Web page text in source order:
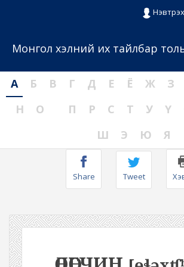
Нэвтрэх
Монгол хэлний их тайлбар
А Б В Г Д Е Ё Ж З
Н
О П Р С Т У Ү
Ш
Э Ю Я
Share Tweet